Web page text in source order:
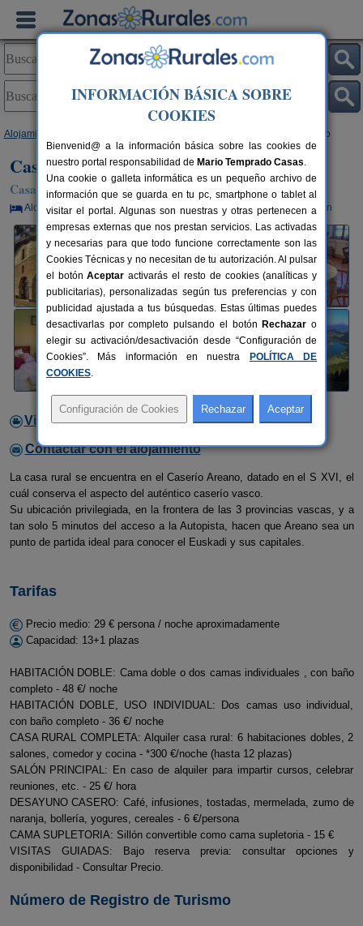
Alojamientos > Casa Rural Areano
Casa Rural Areano
Casa Rural en Eskoriatza (Guipúzcoa)
Alquiler por habitaciones 13+1 plazas 30 km de San Sebastián
Video
Contactar con el alojamiento
La casa rural se encuentra en el Caserío Areano, datado en el S XVI, el
cuál conserva el aspecto del auténtico caserío vasco.
Su ubicación privilegiada, en la frontera de las 3 provincias vascas, y a
tan solo 5 minutos del acceso a la Autopista, hacen que Areano sea un
punto de partida ideal para conocer el Euskadi y sus capitales.
Tarifas
Precio medio: 29 € persona / noche aproximadamente
Capacidad: 13+1 plazas
HABITACIÓN DOBLE: Cama doble o dos camas individuales , con baño
completo - 48 €/ noche
HABITACIÓN DOBLE, USO INDIVIDUAL: Dos camas uso individual,
con baño completo - 36 €/ noche
CASA RURAL COMPLETA: Alquiler casa rural: 6 habitaciones dobles, 2
salones, comedor y cocina - *300 €/noche (hasta 12 plazas)
SALÓN PRINCIPAL: En caso de alquiler para impartir cursos, celebrar
reuniones, etc. - 25 €/ hora
DESAYUNO CASERO: Café, infusiones, tostadas, mermelada, zumo de
naranja, bollería, yogures, cereales - 6 €/persona
CAMA SUPLETORIA: Sillón convertible como cama supletoria - 15 €
VISITAS GUIADAS: Bajo reserva previa: consultar opciones y
disponibilidad - Consultar Precio.
Número de Registro de Turismo
INFORMACIÓN BÁSICA SOBRE
COOKIES
Bienvenid@ a la información básica sobre las cookies de
nuestro portal responsabilidad de Mario Temprado Casas.
Una cookie o galleta informática es un pequeño archivo de
información que se guarda en tu pc, smartphone o tablet al
visitar el portal. Algunas son nuestras y otras pertenecen a
empresas externas que nos prestan servicios. Las activadas
y necesarias para que todo funcione correctamente son las
Cookies Técnicas y no necesitan de tu autorización. Al pulsar
el botónAceptar activarás el resto de cookies (analíticas y
publicitarias), personalizadas según tus preferencias y con
publicidad ajustada a tus búsquedas. Estas últimas puedes
desactivarlas por completo pulsando el botón Rechazar o
elegir su activación/desactivación desde “Configuración de
Cookies”. Más información en nuestra
POLÍTICA DE
COOKIES.